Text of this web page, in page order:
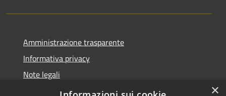
Amministrazione trasparente
Informativa privacy
Note legali
Dichiarazione di accessibilità
×